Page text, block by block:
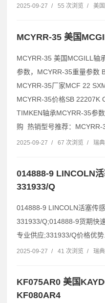
2025-09-27 / 55 次浏览 / 美
MCYRR-35 美国
MCYRR-35 美国MCGILL轴
参数，MCYRR-35重量参数
MCYRR-35厂家MCF 22
MCYRR-35价格SB 22207K
TIMKEN轴承MCYRR-35参
购 热销型号推荐：MCYRR-
2025-09-27 / 67 次浏览 / 瑞
014888-9 LINCOLN
331933/Q
014888-9 LINCOLN活塞传
331933/Q;014888-9货期快
专业供应;331933/Q价格优势
2025-09-27 / 41 次浏览 / 瑞
KF075AR0 美国
KF080AR4